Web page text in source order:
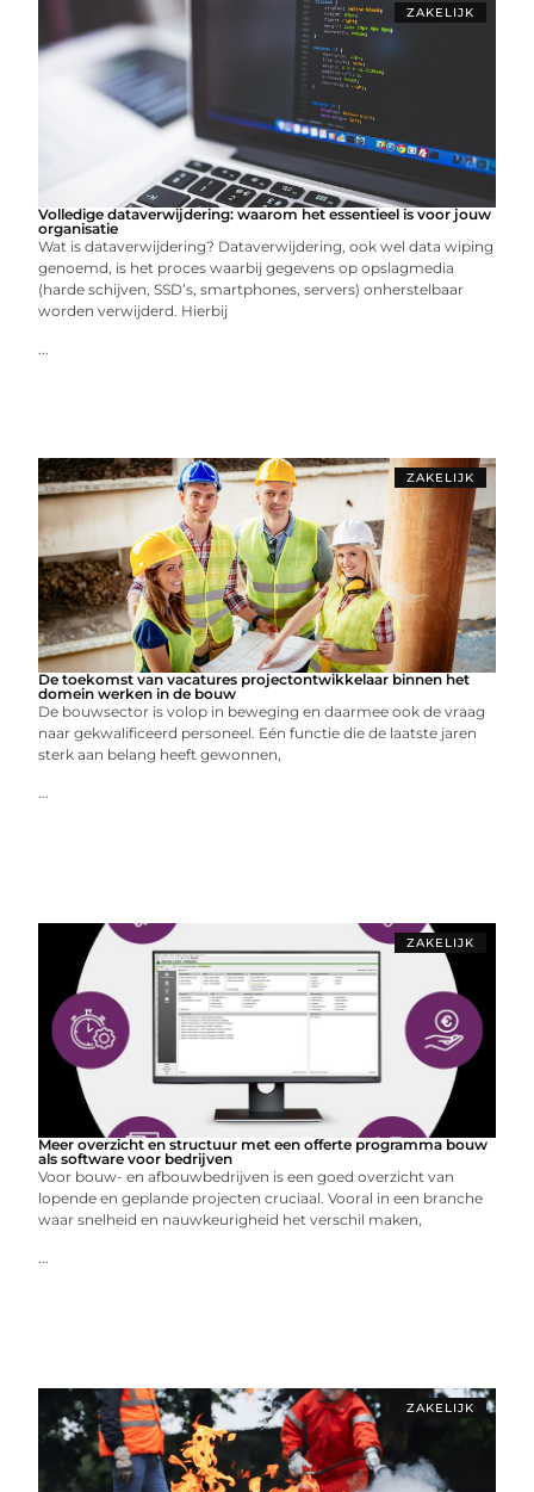
ZAKELIJK
Volledige dataverwijdering: waarom het essentieel is voor jouw
organisatie
Wat is dataverwijdering? Dataverwijdering, ook wel data wiping
genoemd, is het proces waarbij gegevens op opslagmedia
(harde schijven, SSD’s, smartphones, servers) onherstelbaar
worden verwijderd. Hierbij
...
ZAKELIJK
De toekomst van vacatures projectontwikkelaar binnen het
domein werken in de bouw
De bouwsector is volop in beweging en daarmee ook de vraag
naar gekwalificeerd personeel. Eén functie die de laatste jaren
sterk aan belang heeft gewonnen,
...
ZAKELIJK
Meer overzicht en structuur met een offerte programma bouw
als software voor bedrijven
Voor bouw- en afbouwbedrijven is een goed overzicht van
lopende en geplande projecten cruciaal. Vooral in een branche
waar snelheid en nauwkeurigheid het verschil maken,
...
ZAKELIJK